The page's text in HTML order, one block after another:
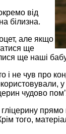
від
білизна.
але якщо
ще
ще наші
і не чув про
чудово
того,